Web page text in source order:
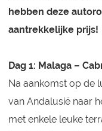
hebben deze
aantrekkelijke prijs!
Dag 1: Malaga –
Na aankomst op de
van Andalusië naar
met enkele leuke